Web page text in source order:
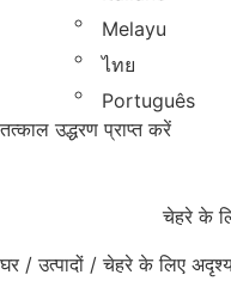
Melayu
ไทย
Português
तत्काल उद्धरण प्राप्त करें
चेहरे के
घर /उत्पादों /चेहरे के लिए